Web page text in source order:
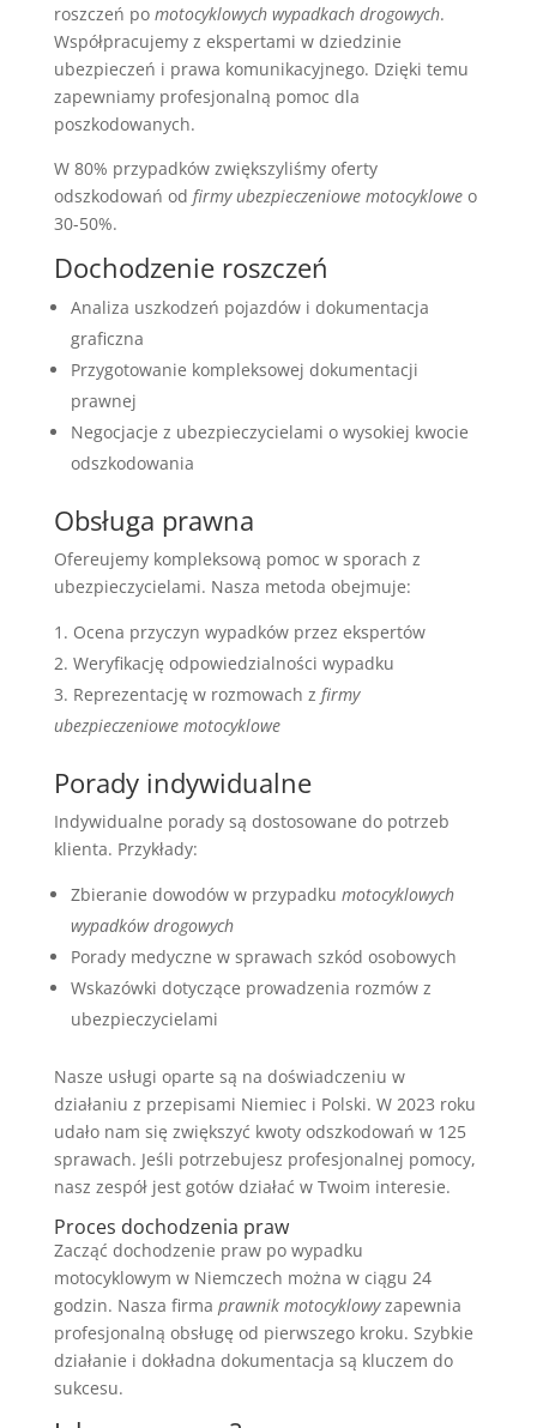
roszczeń po motocyklowych wypadkach drogowych.
Współpracujemy z ekspertami w dziedzinie
ubezpieczeń i prawa komunikacyjnego. Dzięki temu
zapewniamy profesjonalną pomoc dla
poszkodowanych.
W 80% przypadków zwiększyliśmy oferty
odszkodowań od firmy ubezpieczeniowe motocykloweo
30-50%.
Dochodzenie roszczeń
Analiza uszkodzeń pojazdów i dokumentacja
graficzna
Przygotowanie kompleksowej dokumentacji
prawnej
Negocjacje z ubezpieczycielami o wysokiej kwocie
odszkodowania
Obsługa prawna
Ofereujemy kompleksową pomoc w sporach z
ubezpieczycielami. Nasza metoda obejmuje:
Ocena przyczyn wypadków przez ekspertów
Weryfikację odpowiedzialności wypadku
Reprezentację w rozmowach z firmy
ubezpieczeniowe motocyklowe
Porady indywidualne
Indywidualne porady są dostosowane do potrzeb
klienta. Przykłady:
Zbieranie dowodów w przypadku motocyklowych
wypadków drogowych
Porady medyczne w sprawach szkód osobowych
Wskazówki dotyczące prowadzenia rozmów z
ubezpieczycielami
Nasze usługi oparte są na doświadczeniu w
działaniu z przepisami Niemiec i Polski. W 2023 roku
udało nam się zwiększyć kwoty odszkodowań w 125
sprawach. Jeśli potrzebujesz profesjonalnej pomocy,
nasz zespół jest gotów działać w Twoim interesie.
Proces dochodzenia praw
Zacząć dochodzenie praw po wypadku
motocyklowym w Niemczech można w ciągu 24
godzin. Nasza firma prawnik motocyklowyzapewnia
profesjonalną obsługę od pierwszego kroku. Szybkie
działanie i dokładna dokumentacja są kluczem do
sukcesu.